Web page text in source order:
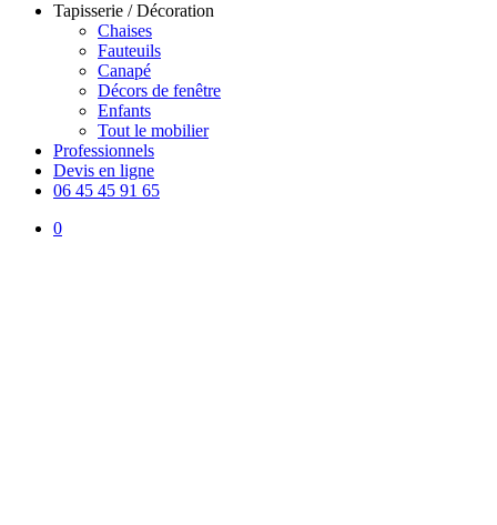
Tapisserie / Décoration
Chaises
Fauteuils
Canapé
Décors de fenêtre
Enfants
Tout le mobilier
Professionnels
Devis en ligne
06 45 45 91 65
0